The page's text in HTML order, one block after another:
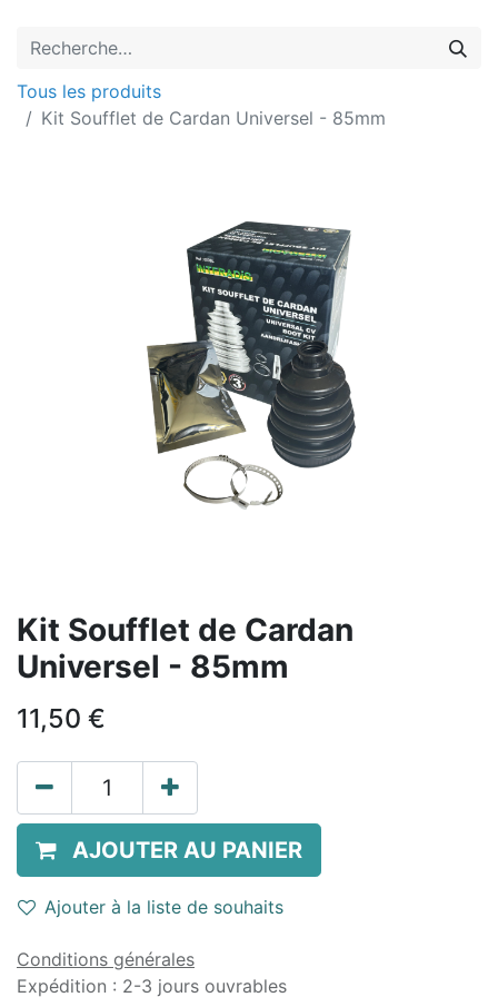
Tous les produits
Kit Soufflet de Cardan Universel - 85mm
Kit Soufflet de Cardan
Universel - 85mm
11,50 €
AJOUTER AU PANIER
Ajouter à la liste de souhaits
Conditions générales
Expédition : 2-3 jours ouvrables